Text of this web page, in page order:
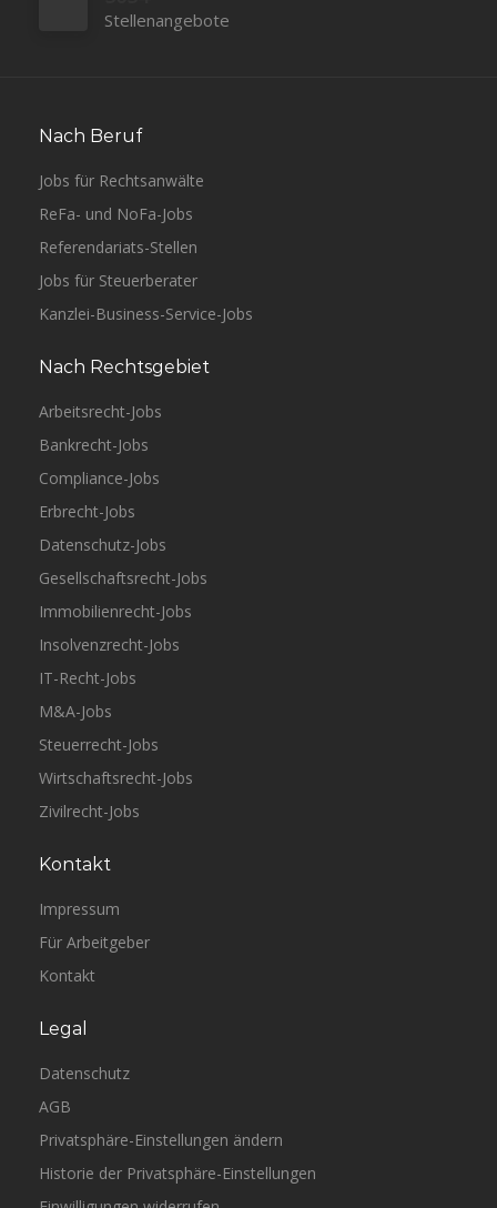
Stellenangebote
Nach Beruf
Jobs für Rechtsanwälte
ReFa- und NoFa-Jobs
Referendariats-Stellen
Jobs für Steuerberater
Kanzlei-Business-Service-Jobs
Nach Rechtsgebiet
Arbeitsrecht-Jobs
Bankrecht-Jobs
Compliance-Jobs
Erbrecht-Jobs
Datenschutz-Jobs
Gesellschaftsrecht-Jobs
Immobilienrecht-Jobs
Insolvenzrecht-Jobs
IT-Recht-Jobs
M&A-Jobs
Steuerrecht-Jobs
Wirtschaftsrecht-Jobs
Zivilrecht-Jobs
Kontakt
Impressum
Für Arbeitgeber
Kontakt
Legal
Datenschutz
AGB
Privatsphäre-Einstellungen ändern
Historie der Privatsphäre-Einstellungen